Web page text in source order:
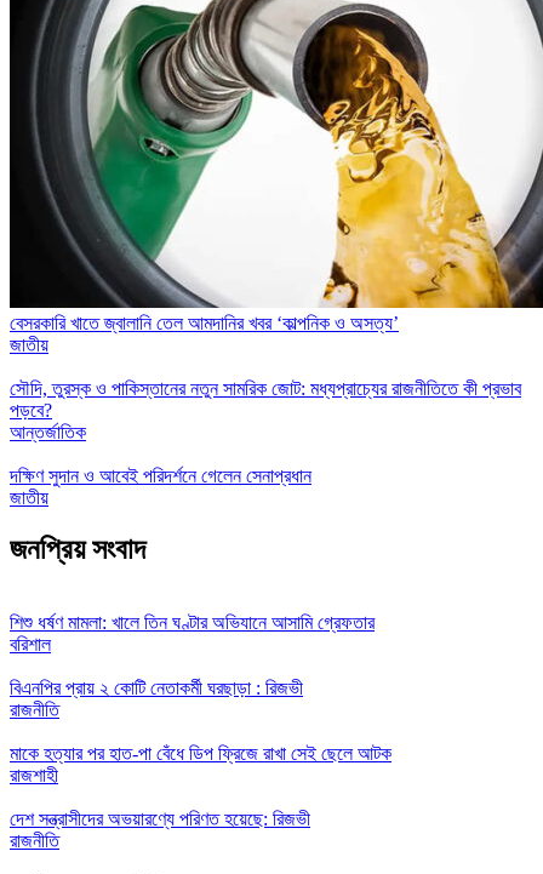
বেসরকারি খাতে জ্বালানি তেল আমদানির খবর ‘কাল্পনিক ও অসত্য’
জাতীয়
সৌদি, তুরস্ক ও পাকিস্তানের নতুন সামরিক জোট: মধ্যপ্রাচ্যের রাজনীতিতে কী প্রভাব
পড়বে?
আন্তর্জাতিক
দক্ষিণ সুদান ও আবেই পরিদর্শনে গেলেন সেনাপ্রধান
জাতীয়
জনপ্রিয় সংবাদ
শিশু ধর্ষণ মামলা: খালে তিন ঘণ্টার অভিযানে আসামি গ্রেফতার
বরিশাল
বিএনপির প্রায় ২ কোটি নেতাকর্মী ঘরছাড়া : রিজভী
রাজনীতি
মাকে হত্যার পর হাত-পা বেঁধে ডিপ ফ্রিজে রাখা সেই ছেলে আটক
রাজশাহী
দেশ সন্ত্রাসীদের অভয়ারণ্যে পরিণত হয়েছে: রিজভী
রাজনীতি